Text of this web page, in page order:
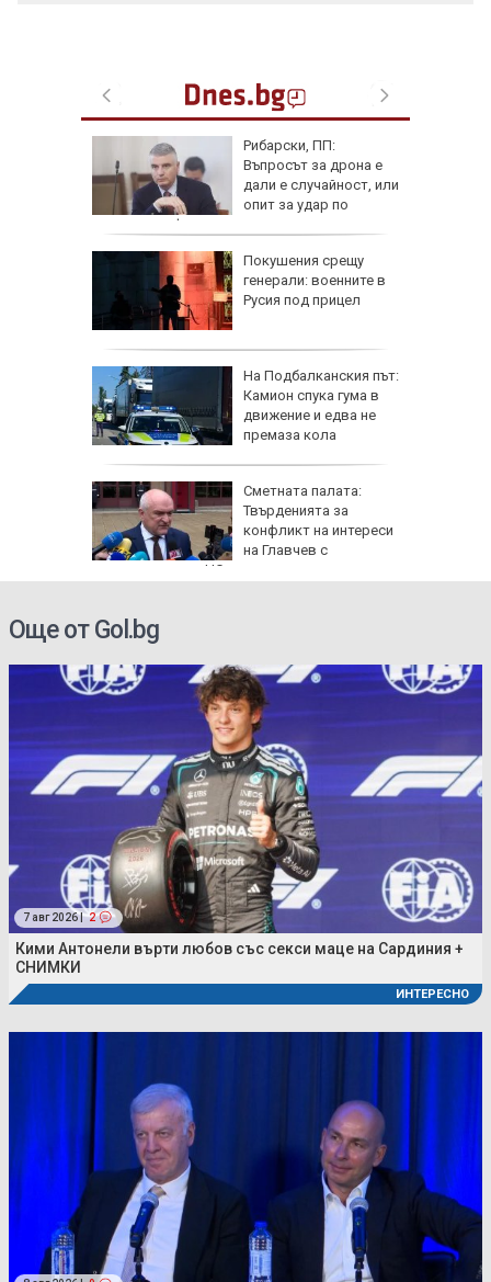
Рибарски, ПП:
Въпросът за дрона е
дали е случайност, или
опит за удар по
критична инфраструктура
Покушения срещу
генерали: военните в
Русия под прицел
На Подбалканския път:
Камион спука гума в
движение и едва не
премаза кола
Сметната палата:
Твърденията за
конфликт на интереси
на Главчев с
възложените от НС одити са спекулативни
Още от Gol.bg
7 авг 2026 | 2
Кими Антонели върти любов със секси маце на Сардиния +
СНИМКИ
ИНТЕРЕСНО